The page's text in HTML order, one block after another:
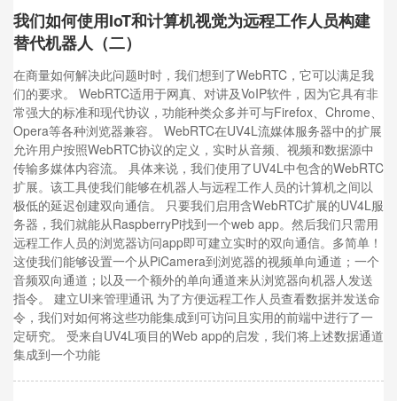
我们如何使用IoT和计算机视觉为远程工作人员构建
替代机器人（二）
在商量如何解决此问题时时，我们想到了WebRTC，它可以满足我
们的要求。 WebRTC适用于网真、对讲及VoIP软件，因为它具有非
常强大的标准和现代协议，功能种类众多并可与Firefox、Chrome、
Opera等各种浏览器兼容。 WebRTC在UV4L流媒体服务器中的扩展
允许用户按照WebRTC协议的定义，实时从音频、视频和数据源中
传输多媒体内容流。 具体来说，我们使用了UV4L中包含的WebRTC
扩展。该工具使我们能够在机器人与远程工作人员的计算机之间以
极低的延迟创建双向通信。 只要我们启用含WebRTC扩展的UV4L服
务器，我们就能从RaspberryPi找到一个web app。然后我们只需用
远程工作人员的浏览器访问app即可建立实时的双向通信。多简单！
这使我们能够设置一个从PiCamera到浏览器的视频单向通道；一个
音频双向通道；以及一个额外的单向通道来从浏览器向机器人发送
指令。 建立UI来管理通讯 为了方便远程工作人员查看数据并发送命
令，我们对如何将这些功能集成到可访问且实用的前端中进行了一
定研究。 受来自UV4L项目的Web app的启发，我们将上述数据通道
集成到一个功能